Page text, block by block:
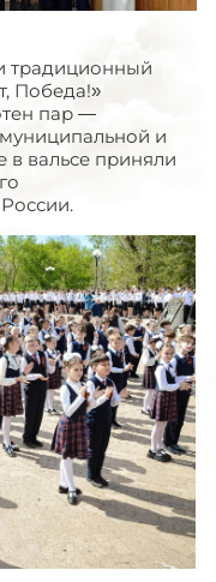
традиционный
Победа!»
пар —
и
в вальсе приняли